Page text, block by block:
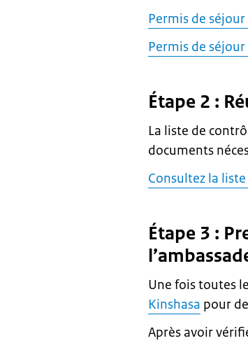
Permis de
Permis de
Étape 2 :
La liste de
documents
Consultez la
Étape 3 :
Une fois toutes
Kinshasa pour
Après avoir